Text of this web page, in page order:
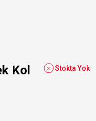
Kol
Stokta Yok